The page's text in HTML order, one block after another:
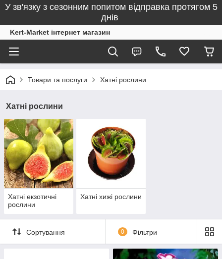
У зв'язку з сезонним попитом відправка протягом 5
днів
Kert-Market інтернет магазин
Товари та послуги Хатні рослини
Хатні рослини
Хатні екзотичні
рослини
Хатні хижі рослини
Сортування 0 Фільтри